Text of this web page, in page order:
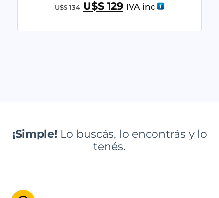
U$S134 U$S 129 IVA inc
¡Simple!Lo buscás, lo encontrás y lo
tenés.